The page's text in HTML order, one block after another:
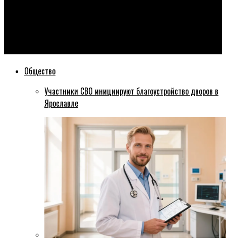
Общество
Участники СВО инициируют благоустройство дворов в
Ярославле